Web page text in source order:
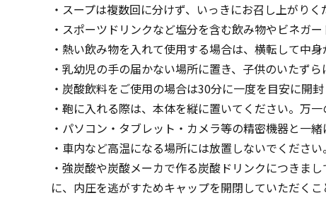
・スープは複数回に分けず、いっきにお召し上がりく
・スポーツドリンクなど塩分を含む飲み物やビネガ
・熱い飲み物を入れて使用する場合は、横転して中
・乳幼児の手の届かない場所に置き、子供のいたずら
・炭酸飲料をご使用の場合は30分に一度を目安に開
・鞄に入れる際は、本体を縦に置いてください。万一
・パソコン・タブレット・カメラ等の精密機器と一
・車内など高温になる場所には放置しないでください。
・強炭酸や炭酸メーカで作る炭酸ドリンクにつきま
に、内圧を逃がすためキャップを開閉していただくこ